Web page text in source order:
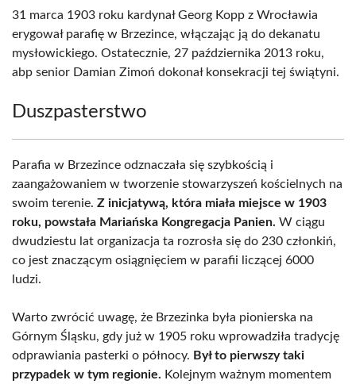
31 marca 1903 roku kardynał Georg Kopp z Wrocławia
erygował parafię w Brzezince, włączając ją do dekanatu
mysłowickiego. Ostatecznie, 27 października 2013 roku,
abp senior Damian Zimoń dokonał konsekracji tej świątyni.
Duszpasterstwo
Parafia w Brzezince odznaczała się szybkością i
zaangażowaniem w tworzenie stowarzyszeń kościelnych na
swoim terenie. Z inicjatywą, która miała miejsce w 1903
roku, powstała Mariańska Kongregacja Panien. W ciągu
dwudziestu lat organizacja ta rozrosła się do 230 członkiń,
co jest znaczącym osiągnięciem w parafii liczącej 6000
ludzi.
Warto zwrócić uwagę, że Brzezinka była pionierska na
Górnym Śląsku, gdy już w 1905 roku wprowadziła tradycję
odprawiania pasterki o północy. Był to pierwszy taki
przypadek w tym regionie. Kolejnym ważnym momentem